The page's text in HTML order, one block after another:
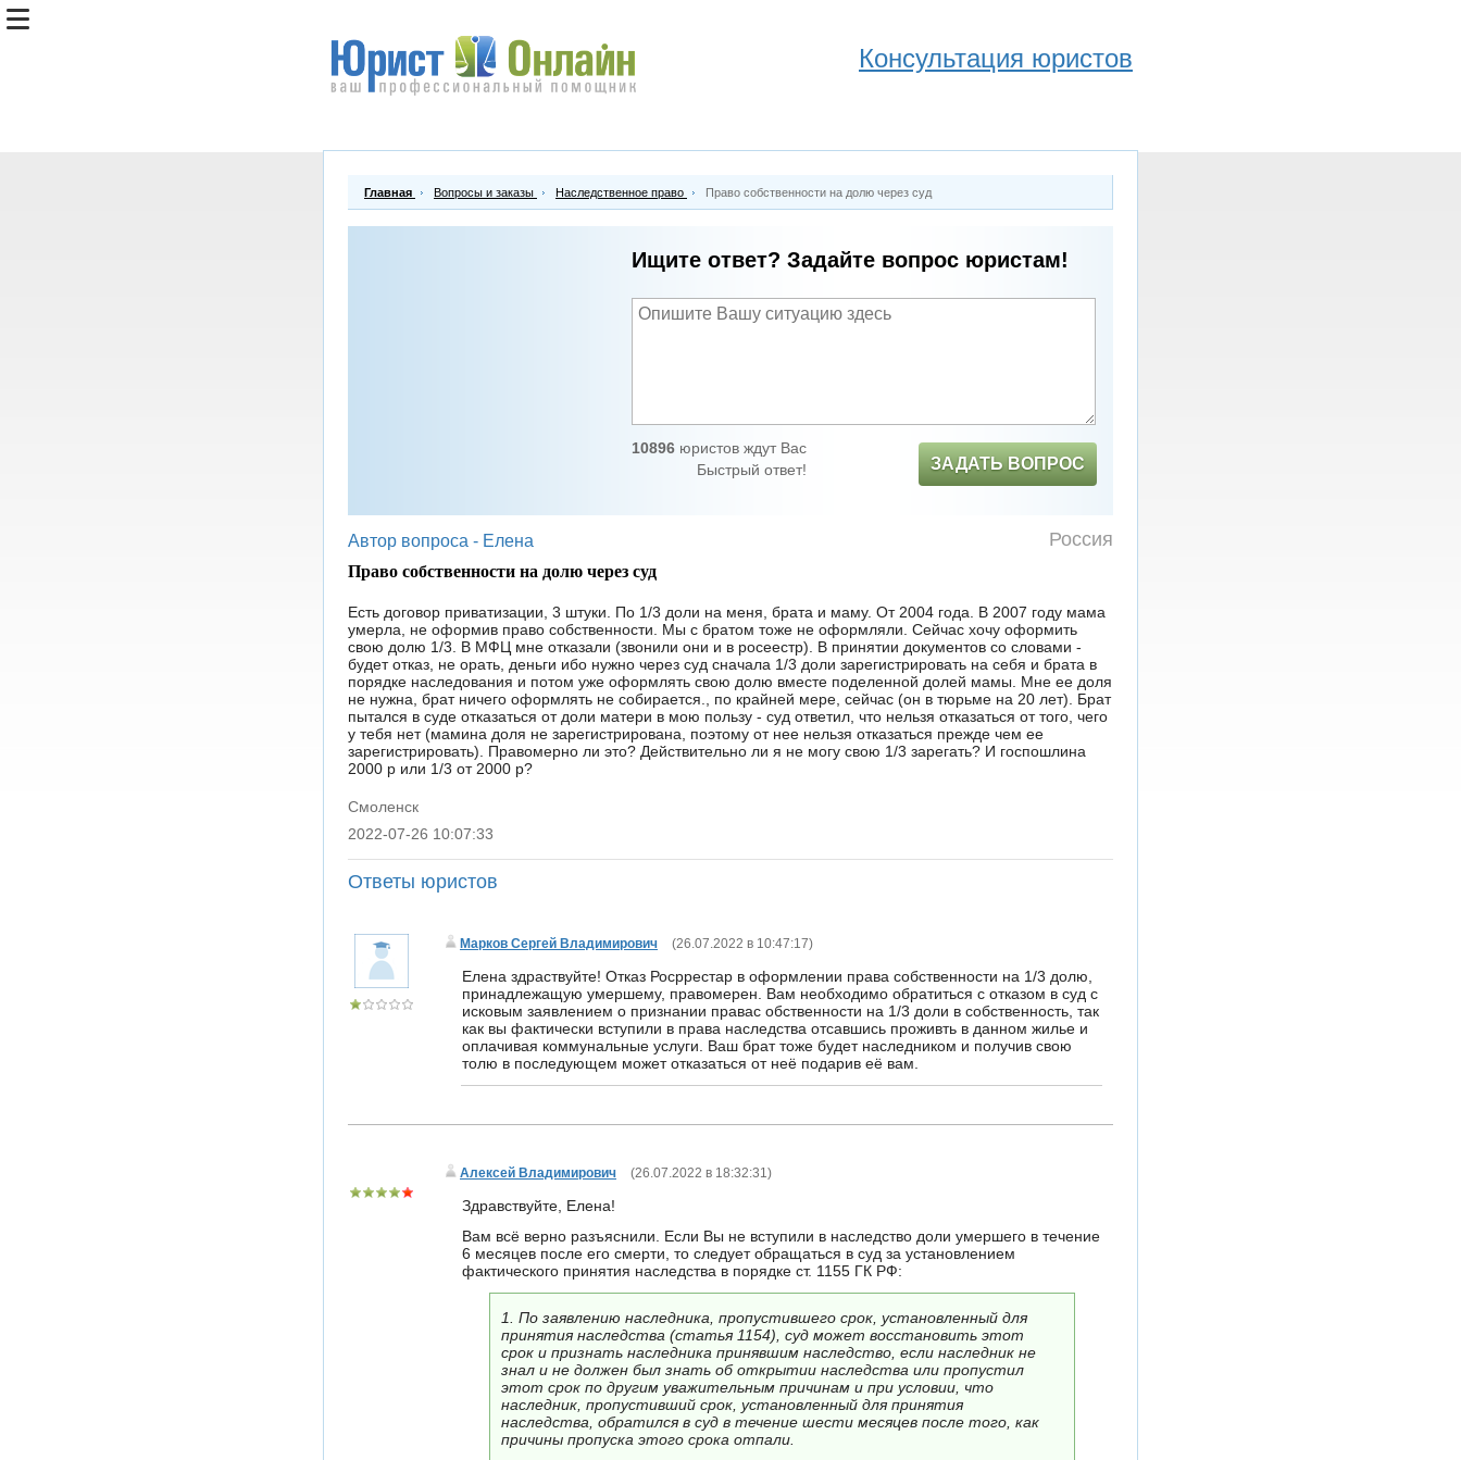
Консультация юристов
Главная Вопросы и заказы Наследственное право Право собственности на долю через суд
Ищите ответ? Задайте вопрос юристам!
10896 юристов ждут Вас
Быстрый ответ!
ЗАДАТЬ ВОПРОС
Автор вопроса - Елена Россия
Право собственности на долю через суд
Есть договор приватизации, 3 штуки. По 1/3 доли на меня, брата и маму. От 2004 года. В 2007 году мама
умерла, не оформив право собственности. Мы с братом тоже не оформляли. Сейчас хочу оформить
свою долю 1/3. В МФЦ мне отказали (звонили они и в росеестр). В принятии документов со словами -
будет отказ, не орать, деньги ибо нужно через суд сначала 1/3 доли зарегистрировать на себя и брата в
порядке наследования и потом уже оформлять свою долю вместе поделенной долей мамы. Мне ее доля
не нужна, брат ничего оформлять не собирается., по крайней мере, сейчас (он в тюрьме на 20 лет). Брат
пытался в суде отказаться от доли матери в мою пользу - суд ответил, что нельзя отказаться от того, чего
у тебя нет (мамина доля не зарегистрирована, поэтому от нее нельзя отказаться прежде чем ее
зарегистрировать). Правомерно ли это? Действительно ли я не могу свою 1/3 зарегать? И госпошлина
2000 р или 1/3 от 2000 р?
Смоленск
|
2022-07-26 10:07:33
Ответы юристов
Марков Сергей Владимирович (26.07.2022 в 10:47:17)
Елена здраствуйте! Отказ Росррестар в оформлении права собственности на 1/3 долю,
принадлежащую умершему, правомерен. Вам необходимо обратиться с отказом в суд с
исковым заявлением о признании правас обственности на 1/3 доли в собственность, так
как вы фактически вступили в права наследства отсавшись проживть в данном жилье и
оплачивая коммунальные услуги. Ваш брат тоже будет наследником и получив свою
толю в последующем может отказаться от неё подарив её вам.
Алексей Владимирович (26.07.2022 в 18:32:31)
Здравствуйте, Елена!
Вам всё верно разъяснили. Если Вы не вступили в наследство доли умершего в течение
6 месяцев после его смерти, то следует обращаться в суд за установлением
фактического принятия наследства в порядке ст. 1155 ГК РФ:
1. По заявлению наследника, пропустившего срок, установленный для
принятия наследства (статья 1154), суд может восстановить этот
срок и признать наследника принявшим наследство, если наследник не
знал и не должен был знать об открытии наследства или пропустил
этот срок по другим уважительным причинам и при условии, что
наследник, пропустивший срок, установленный для принятия
наследства, обратился в суд в течение шести месяцев после того, как
причины пропуска этого срока отпали.